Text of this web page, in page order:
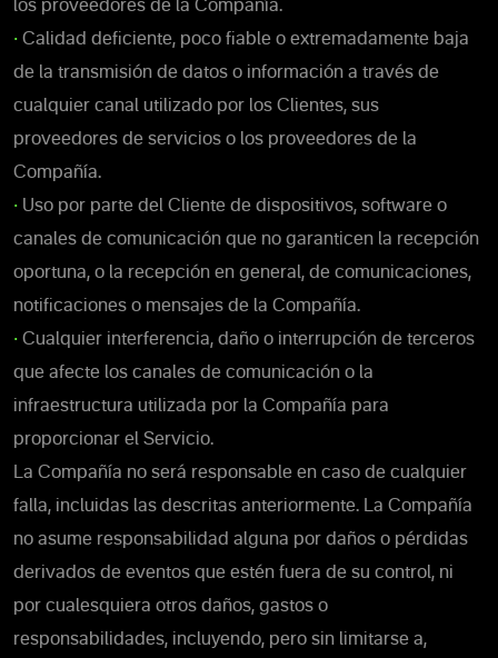
los proveedores de la Compañía.
• Calidad deficiente, poco fiable o extremadamente baja
de la transmisión de datos o información a través de
cualquier canal utilizado por los Clientes, sus
proveedores de servicios o los proveedores de la
Compañía.
• Uso por parte del Cliente de dispositivos, software o
canales de comunicación que no garanticen la recepción
oportuna, o la recepción en general, de comunicaciones,
notificaciones o mensajes de la Compañía.
• Cualquier interferencia, daño o interrupción de terceros
que afecte los canales de comunicación o la
infraestructura utilizada por la Compañía para
proporcionar el Servicio.
La Compañía no será responsable en caso de cualquier
falla, incluidas las descritas anteriormente. La Compañía
no asume responsabilidad alguna por daños o pérdidas
derivados de eventos que estén fuera de su control, ni
por cualesquiera otros daños, gastos o
responsabilidades, incluyendo, pero sin limitarse a,